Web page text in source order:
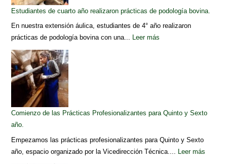
Estudiantes de cuarto año realizaron prácticas de podología bovina.
En nuestra extensión áulica, estudiantes de 4° año realizaron
prácticas de podología bovina con una... Leer más
Comienzo de las Prácticas Profesionalizantes para Quinto y Sexto
año.
Empezamos las prácticas profesionalizantes para Quinto y Sexto
año, espacio organizado por la Vicedirección Técnica.... Leer más